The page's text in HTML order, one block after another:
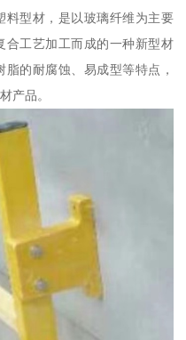
料型材，是以玻璃纤维为主要
合工艺加工而成的一种新型材
的耐腐蚀、易成型等特点，
产品。